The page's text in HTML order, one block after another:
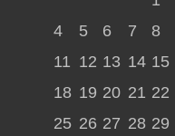
4
5 6 7 8
11 12 13 14 15
18 19 20 21 22
25 26 27 28 29